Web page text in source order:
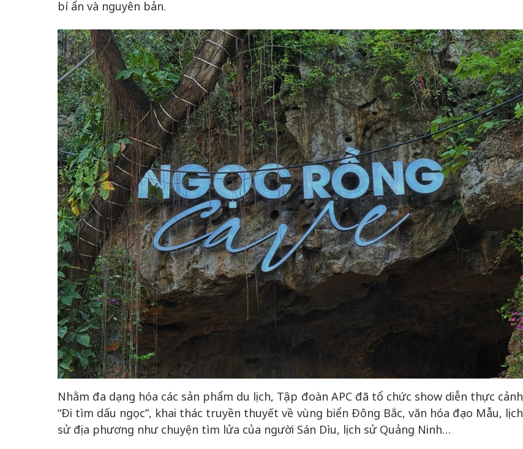
bí ẩn và nguyên bản.
Nhằm đa dạng hóa các sản phẩm du lịch, Tập đoàn APC đã tổ chức show diễn thực cảnh
“Đi tìm dấu ngọc”, khai thác truyền thuyết về vùng biển Đông Bắc, văn hóa đạo Mẫu, lịch
sử địa phương như chuyện tìm lửa của người Sán Dìu, lịch sử Quảng Ninh…